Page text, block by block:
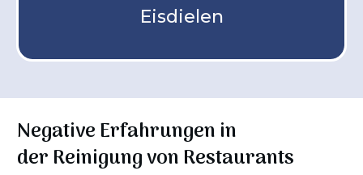
Eisdielen
Negative Erfahrungen in
derReinigung von Restaurants